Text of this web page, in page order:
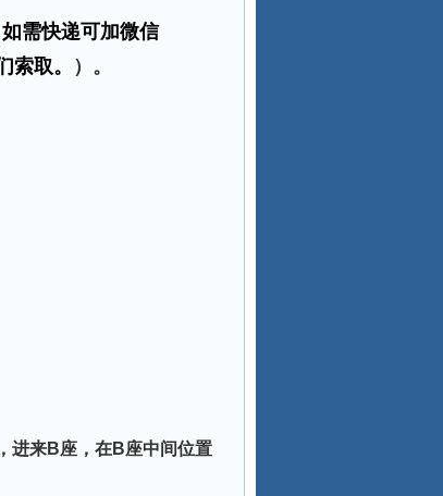
如需快递可加微信
索取。 ）。
进来B座，在B座中间位置